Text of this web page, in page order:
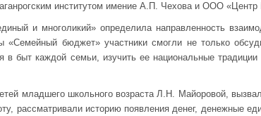
институтом имение А.П. Чехова и ООО
и многоликий» определила направленность
«Семейный бюджет» участники смогли не только
в быт каждой семьи, изучить ее национальные
младшего школьного возраста Л.Н. Майоровой,
рассматривали историю появления денег, денежные